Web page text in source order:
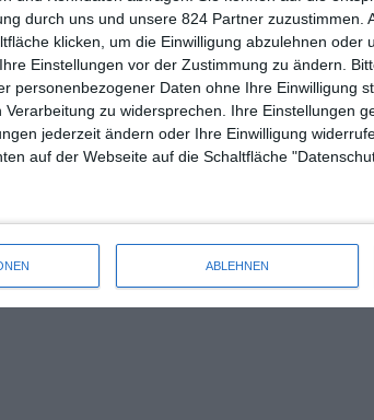
durch uns und unsere 824 Partner zuzustimmen.
klicken, um die Einwilligung abzulehnen oder
Einstellungen vor der Zustimmung zu ändern.
personenbezogener Daten ohne Ihre Einwilligung
Verarbeitung zu widersprechen. Ihre Einstellungen
jederzeit ändern oder Ihre Einwilligung
auf der Webseite auf die Schaltfläche
ABLEHNEN
Goofy mehrere Schläge abbekommt,
Idiotie darf man lachen. Alternativ
Schmunzeln, sofern man eben diese
man hier keine vergleichbar
Für sich genommen kann man hier
einem hohen Niveau, zumindest in der
an.